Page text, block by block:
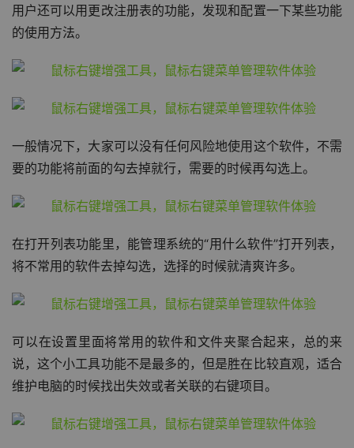
用户还可以用更改注册表的功能，发现和配置一下某些功能
的使用方法。
一般情况下，大家可以没有任何风险地使用这个软件，不需
要的功能将前面的勾去掉就行，需要的时候再勾选上。
在打开列表功能里，能管理系统的“用什么软件”打开列表，
将不常用的软件去掉勾选，选择的时候就清爽许多。
可以在设置里面将常用的软件和文件夹聚合起来，总的来
说，这个小工具功能不是最多的，但是胜在比较直观，适合
维护电脑的时候找出失效或者关联的右键项目。